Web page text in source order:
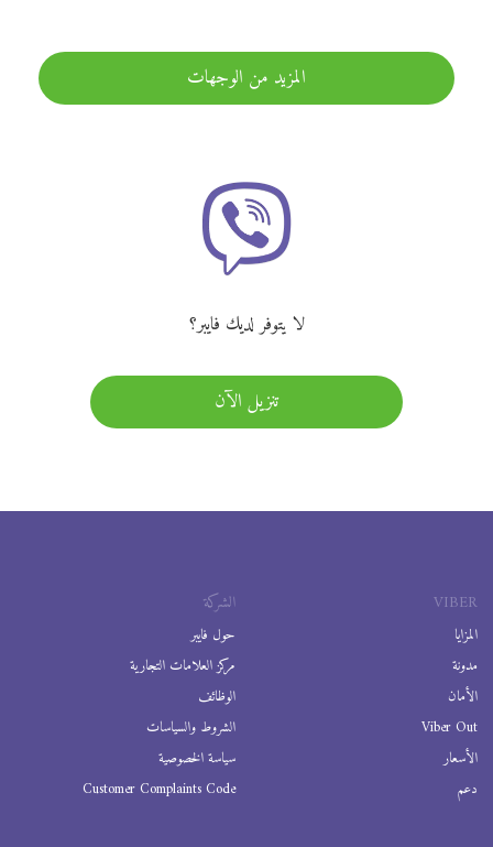
المزيد من الوجهات
لا يتوفر لديك فايبر؟
تنزيل الآن
VIBER
المزايا
مدونة
الأمان
Viber Out
الأسعار
دعم
الشركة
حول فايبر
مركز العلامات التجارية
الوظائف
الشروط والسياسات
سياسة الخصوصية
Customer Complaints Code